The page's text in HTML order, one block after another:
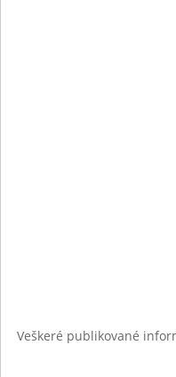
Veškeré publikované